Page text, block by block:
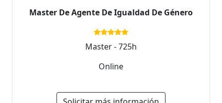
Master De Agente De Igualdad De Género
Master - 725h
Online